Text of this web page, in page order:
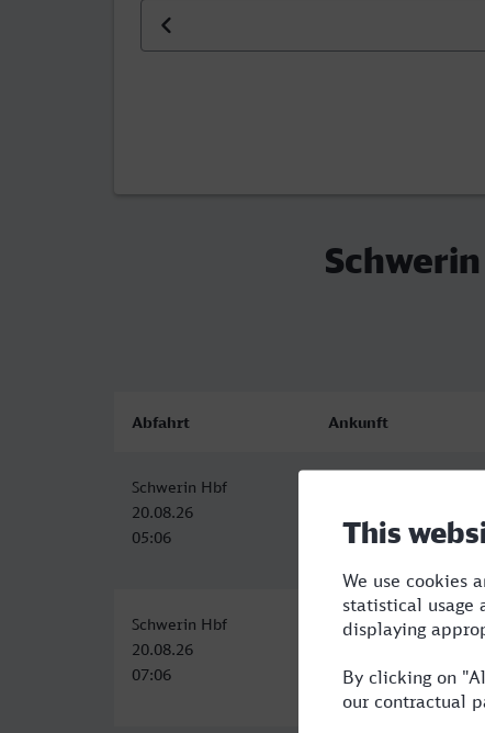
Uhrzeit der Hinfahrt
Abfahrt Ankunft
Schwerin Hbf
20.08.26
05:06
Schwerin Hbf
20.08.26
07:06
Koebenhavn H
15:38